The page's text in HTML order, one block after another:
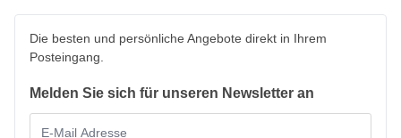
Die besten und persönliche Angebote direkt in Ihrem
Posteingang.
Melden Sie sich für unseren Newsletter an